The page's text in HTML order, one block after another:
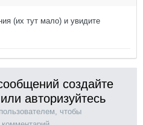
(их тут мало) и увидите
создайте
авторизуйтесь
чтобы